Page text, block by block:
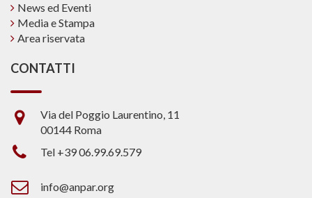
News ed Eventi
Media e Stampa
Area riservata
CONTATTI
Via del Poggio Laurentino, 11
00144 Roma
Tel +39 06.99.69.579
info@anpar.org